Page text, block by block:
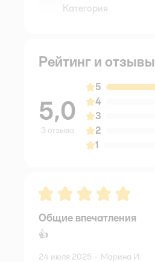
Категория
Рейтинг и отзывы
5,0
3 отзыва
5
4
3
2
1
Рейтинг:5
Общие впечатления
👍
24 июля 2025 · Марина И.